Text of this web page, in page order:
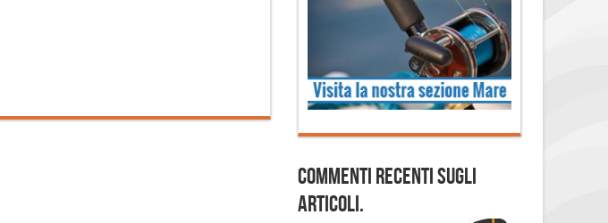
Commenti Recenti sugli
articoli.